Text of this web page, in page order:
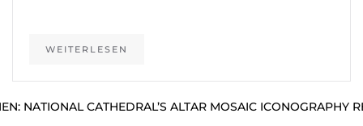
WEITERLESEN
NATIONAL CATHEDRAL’S ALTAR MOSAIC ICONOGRAPHY